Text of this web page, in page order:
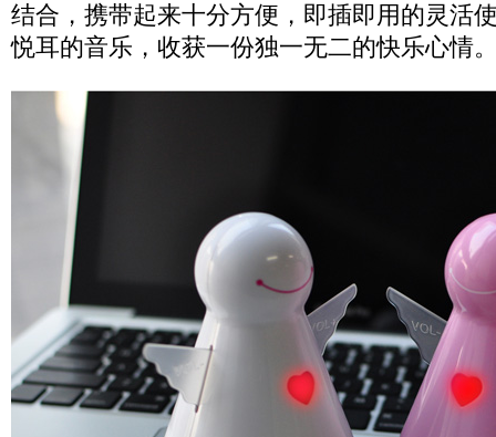
结合，携带起来十分方便，即插即用的灵活
悦耳的音乐，收获一份独一无二的快乐心情